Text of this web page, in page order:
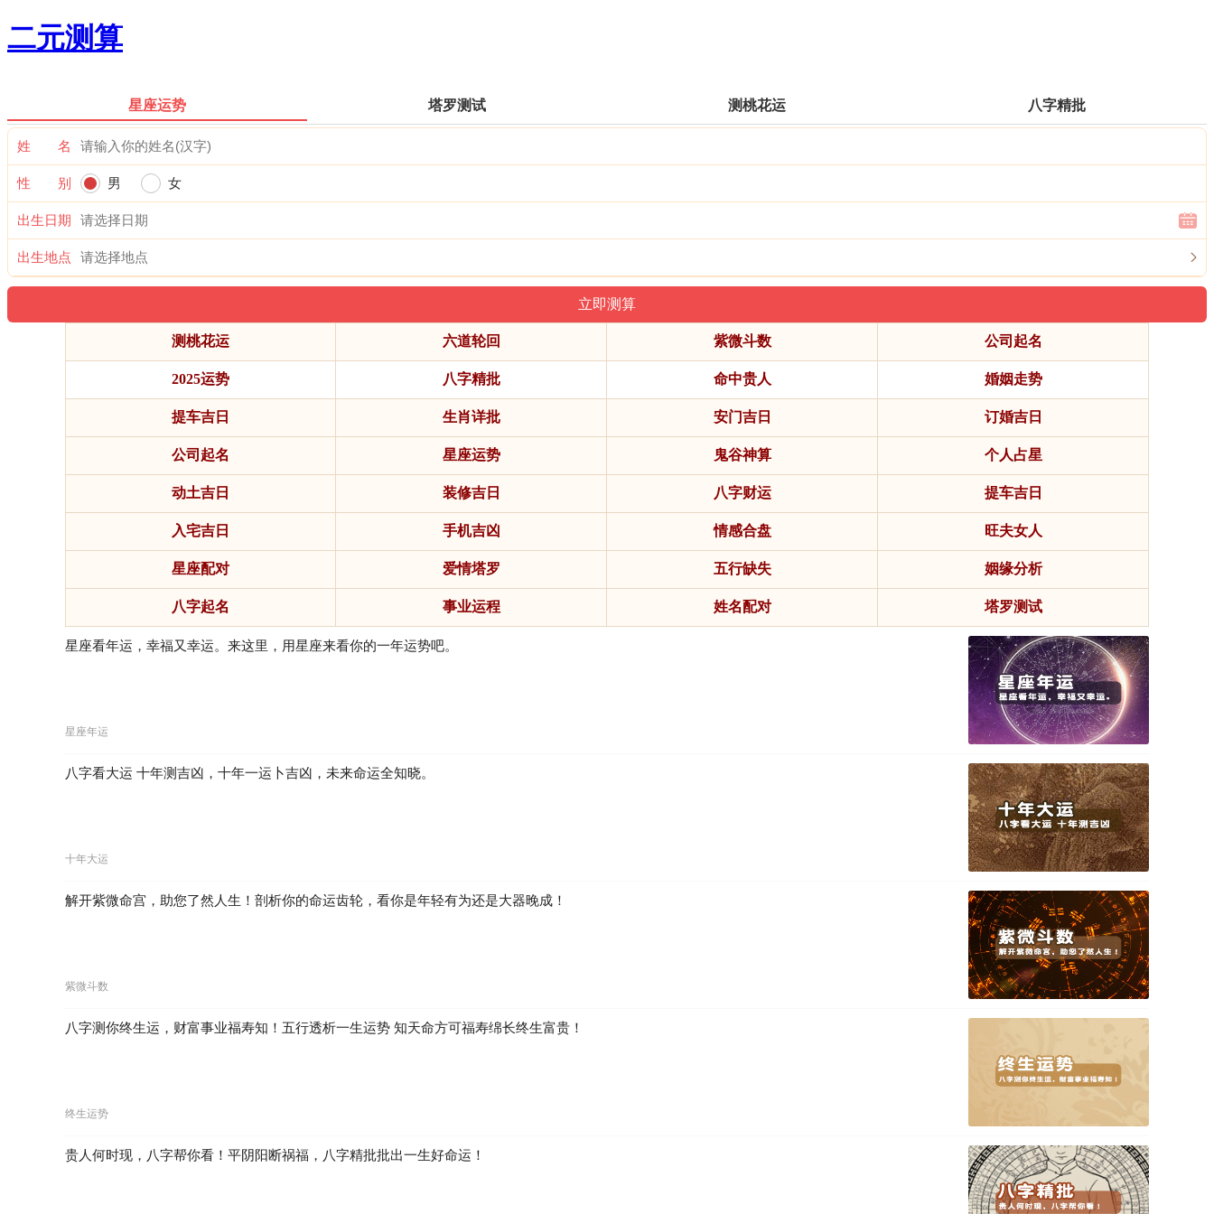
二元测算
星座运势 塔罗测试 测桃花运 八字精批
姓 名
性 别 男 女
出生日期
出生地点
测桃花运 六道轮回 紫微斗数 公司起名
2025运势 八字精批 命中贵人 婚姻走势
提车吉日 生肖详批 安门吉日 订婚吉日
公司起名 星座运势 鬼谷神算 个人占星
动土吉日 装修吉日 八字财运 提车吉日
入宅吉日 手机吉凶 情感合盘 旺夫女人
星座配对 爱情塔罗 五行缺失 姻缘分析
八字起名 事业运程 姓名配对 塔罗测试
星座看年运，幸福又幸运。来这里，用星座来看你的一年运势吧。
星座年运
八字看大运 十年测吉凶，十年一运卜吉凶，未来命运全知晓。
十年大运
解开紫微命宫，助您了然人生！剖析你的命运齿轮，看你是年轻有为还是大器晚成！
紫微斗数
八字测你终生运，财富事业福寿知！五行透析一生运势 知天命方可福寿绵长终生富贵！
终生运势
贵人何时现，八字帮你看！平阴阳断祸福，八字精批批出一生好命运！